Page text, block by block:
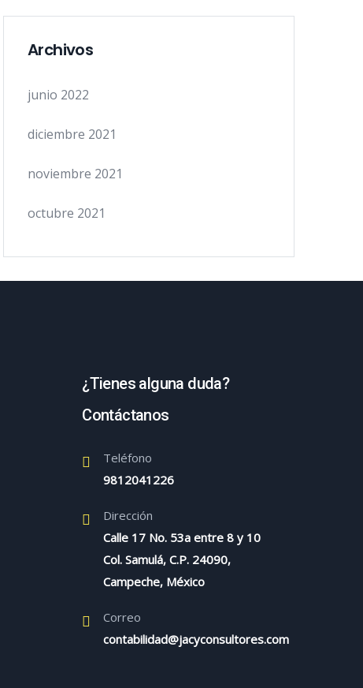
Archivos
junio 2022
diciembre 2021
noviembre 2021
octubre 2021
¿Tienes alguna duda?
Contáctanos
Teléfono
9812041226
Dirección
Calle 17 No. 53a entre 8 y 10
Col. Samulá, C.P. 24090,
Campeche, México
Correo
contabilidad@jacyconsultores.com